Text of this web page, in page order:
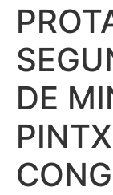
DE